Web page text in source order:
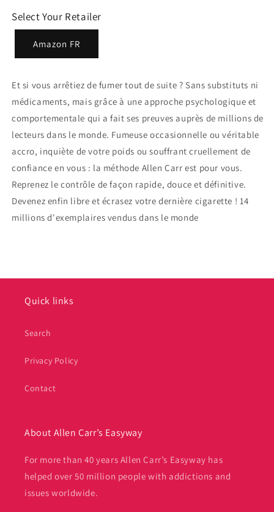
Select Your Retailer
Amazon FR
Et si vous arrêtiez de fumer tout de suite ? Sans substituts ni
médicaments, mais grâce à une approche psychologique et
comportementale qui a fait ses preuves auprès de millions de
lecteurs dans le monde. Fumeuse occasionnelle ou véritable
accro, inquiète de votre poids ou souffrant cruellement de
confiance en vous : la méthode Allen Carr est pour vous.
Reprenez le contrôle de façon rapide, douce et définitive.
Devenez enfin libre et écrasez votre dernière cigarette ! 14
millions d'exemplaires vendus dans le monde
Quick links
Search
Privacy Policy
Contact
About Allen Carr’s Easyway
For more than 40 years Allen Carr’s Easyway has
helped over 50 million people with addictions and
issues worldwide.